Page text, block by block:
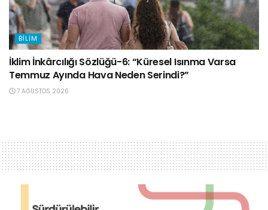
BILIM
İklim İnkârcılığı Sözlüğü-6: “Küresel Isınma Varsa
Temmuz Ayında Hava Neden Serindi?”
7 AĞUSTOS 2026